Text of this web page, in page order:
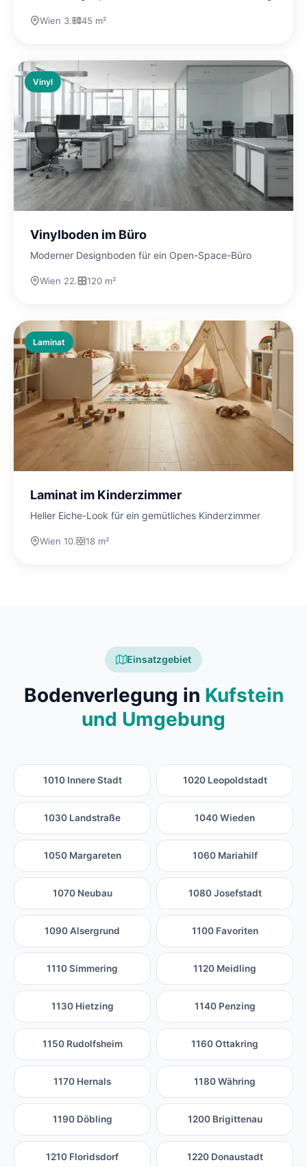
Wien 3. 45 m²
Vinyl
Vinylboden im Büro
Moderner Designboden für ein Open-Space-Büro
Wien 22. 120 m²
Laminat
Laminat im Kinderzimmer
Heller Eiche-Look für ein gemütliches Kinderzimmer
Wien 10. 18 m²
Einsatzgebiet
Bodenverlegung in Kufstein
und Umgebung
1010 Innere Stadt 1020 Leopoldstadt
1030 Landstraße 1040 Wieden
1050 Margareten 1060 Mariahilf
1070 Neubau 1080 Josefstadt
1090 Alsergrund 1100 Favoriten
1110 Simmering 1120 Meidling
1130 Hietzing 1140 Penzing
1150 Rudolfsheim 1160 Ottakring
1170 Hernals 1180 Währing
1190 Döbling 1200 Brigittenau
1210 Floridsdorf 1220 Donaustadt